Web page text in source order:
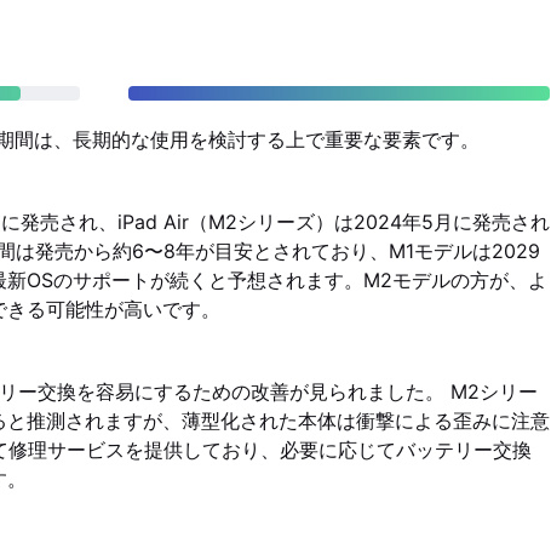
は、長期的な使用を検討する上で重要な要素です。
発売され、iPad Air（M2シリーズ）は2024年5月に発売され
は発売から約6〜8年が目安とされており、M1モデルは2029
OSのサポートが続くと予想されます。M2モデルの方が、よ
る可能性が高いです。
ー交換を容易にするための改善が見られました。 M2シリー
推測されますが、薄型化された本体は衝撃による歪みに注意
理サービスを提供しており、必要に応じてバッテリー交換